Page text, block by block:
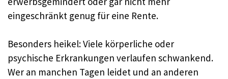
eingeschränkt genug für eine Rente.
Besonders heikel: Viele körperliche oder
psychische Erkrankungen verlaufen schwankend.
Wer an manchen Tagen leidet und an anderen